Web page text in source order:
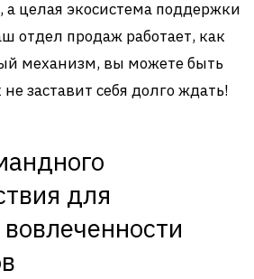
а целая экосистема поддержки
отдел продаж работает, как
механизм, вы можете быть
не заставит себя долго ждать!
для